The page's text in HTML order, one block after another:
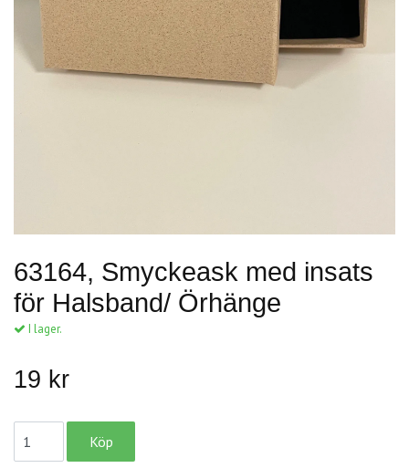
63164, Smyckeask med insats
för Halsband/ Örhänge
I lager.
19 kr